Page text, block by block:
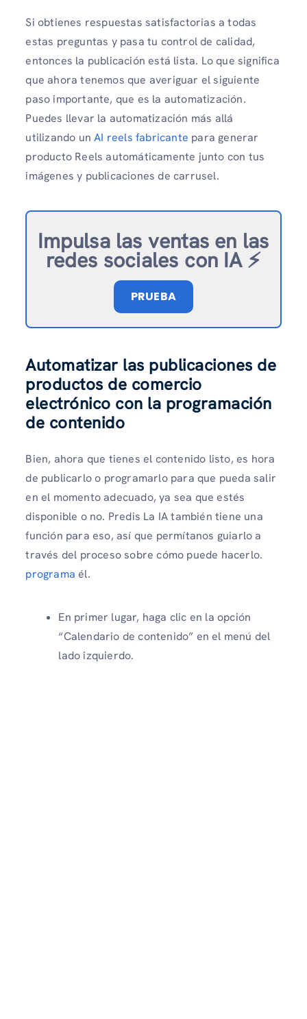
Si obtienes respuestas satisfactorias a todas
estas preguntas y pasa tu control de calidad,
entonces la publicación está lista. Lo que significa
que ahora tenemos que averiguar el siguiente
paso importante, que es la automatización.
Puedes llevar la automatización más allá
utilizando unAI reels fabricante para generar
producto Reels automáticamente junto con tus
imágenes y publicaciones de carrusel.
Impulsa las ventas en las
redes sociales con IA ⚡️
PRUEBA
Automatizar las publicaciones de
productos de comercio
electrónico con la programación
de contenido
Bien, ahora que tienes el contenido listo, es hora
de publicarlo o programarlo para que pueda salir
en el momento adecuado, ya sea que estés
disponible o no. Predis La IA también tiene una
función para eso, así que permítanos guiarlo a
través del proceso sobre cómo puede hacerlo.
programaél.
En primer lugar, haga clic en la opción
“Calendario de contenido” en el menú del
lado izquierdo.